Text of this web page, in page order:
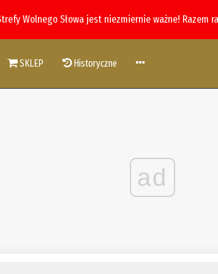
Wolnego Słowa jest niezmiernie ważne! Razem
SKLEP Historyczne
ad